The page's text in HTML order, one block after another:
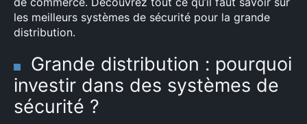
les meilleurs systèmes de sécurité pour la grande
distribution.
Grande distribution : pourquoi
investir dans des systèmes de
sécurité ?